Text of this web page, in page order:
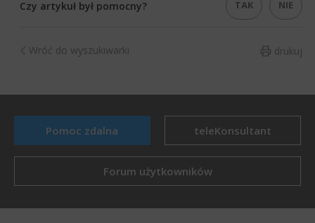
Czy artykuł był pomocny? TAK NIE
drukuj
Wróć do wyszukiwarki
Pomoc zdalna teleKonsultant
Forum użytkowników